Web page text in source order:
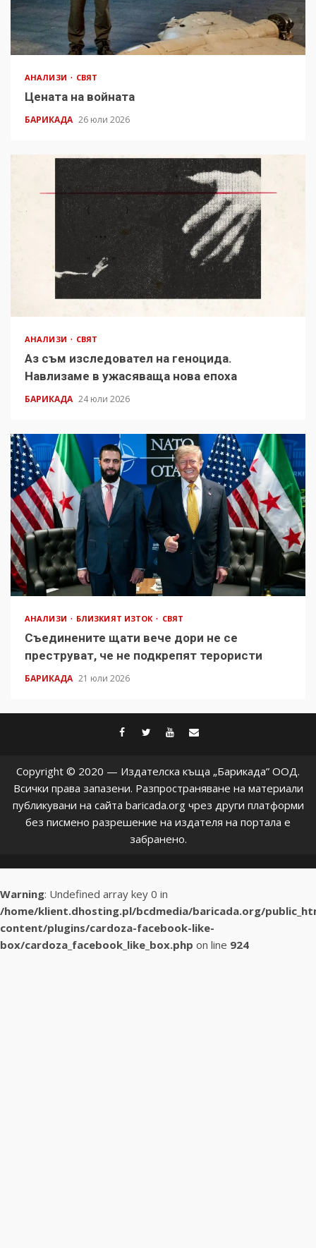
АНАЛИЗИ СВЯТ
Цената на войната
БАРИКАДА 26 юли 2026
АНАЛИЗИ СВЯТ
Аз съм изследовател на геноцида.
Навлизаме в ужасяваща нова епоха
БАРИКАДА 24 юли 2026
АНАЛИЗИ БЛИЗКИЯТ ИЗТОК СВЯТ
Съединените щати вече дори не се
преструват, че не подкрепят терористи
БАРИКАДА 21 юли 2026
facebook
twitter
youtube
Copyright © 2020 — Издателска къща „Барикада” ООД.
Всички права запазени. Разпространяване на материали
публикувани на сайта baricada.org чрез други платформи
без писмено разрешение на издателя на портала е
забранено.
Warning: Undefined array key 0 in
/home/klient.dhosting.pl/bcdmedia/baricada.org/
content/plugins/cardoza-facebook-like-
box/cardoza_facebook_like_box.php on line 924